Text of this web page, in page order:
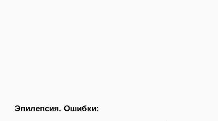
Эпилепсия. Ошибки: